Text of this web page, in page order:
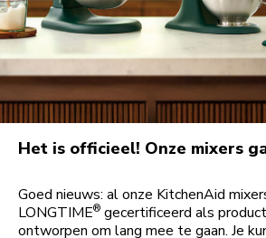
Het is officieel! Onze mixers
Goed nieuws: al onze KitchenAid
LONGTIME® gecertificeerd als
ontworpen om lang mee te gaan. Je